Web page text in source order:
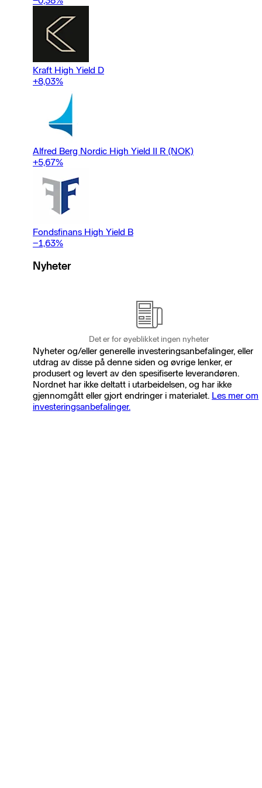
Kraft High Yield D
+8,03%
Alfred Berg Nordic High Yield II R (NOK)
+5,67%
Fondsfinans High Yield B
−1,63%
Nyheter
Det er for øyeblikket ingen nyheter
Nyheter og/eller generelle investeringsanbefalinger, eller
utdrag av disse på denne siden og øvrige lenker, er
produsert og levert av den spesifiserte leverandøren.
Nordnet har ikke deltatt i utarbeidelsen, og har ikke
gjennomgått eller gjort endringer i materialet. Les mer om
investeringsanbefalinger.